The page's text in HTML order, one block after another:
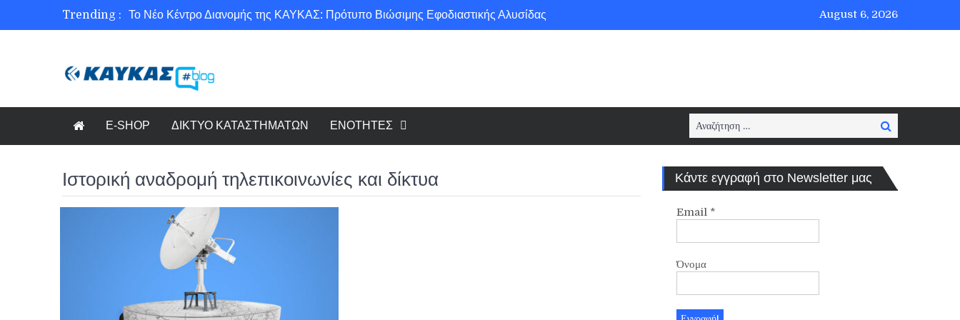
Trending :
Το Νέο Κέντρο Διανομής της ΚΑΥΚΑΣ: Πρότυπο Βιώσιμης Εφοδιαστικής Αλυσίδας
Ασφάλεια στο Διαδίκτυο για όλους!
August 6, 2026
E-SHOP ΔΙΚΤΥΟ ΚΑΤΑΣΤΗΜΑΤΩΝ ΕΝΟΤΗΤΕΣ
Search
for:
Search
Ιστορική αναδρομή τηλεπικοινωνίες και δίκτυα Κάντε εγγραφή στο Newsletter μας
Email *
Όνομα